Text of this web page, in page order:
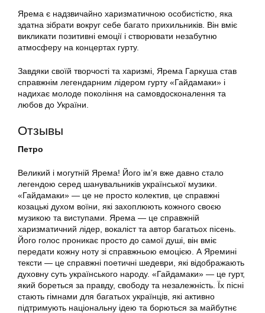
Ярема є надзвичайно харизматичною особистістю, яка
здатна зібрати вокруг себе багато прихильників. Він вміє
викликати позитивні емоції і створювати незабутню
атмосферу на концертах гурту.
Завдяки своїй творчості та харизмі, Ярема Гаркуша став
справжнім легендарним лідером гурту «Гайдамаки» і
надихає молоде покоління на самовдосконалення та
любов до України.
Отзывы
Петро
Великий і могутній Ярема! Його ім’я вже давно стало
легендою серед шанувальників української музики.
«Гайдамаки» — це не просто колектив, це справжні
козацькі духом воїни, які захоплюють кожного своєю
музикою та виступами. Ярема — це справжній
харизматичний лідер, вокаліст та автор багатьох пісень.
Його голос проникає просто до самої душі, він вміє
передати кожну ноту зі справжньою емоцією. А Яремині
тексти — це справжні поетичні шедеври, які відображають
духовну суть українського народу. «Гайдамаки» — це гурт,
який бореться за правду, свободу та незалежність. Їх пісні
стають гімнами для багатьох українців, які активно
підтримують національну ідею та борються за майбутнє